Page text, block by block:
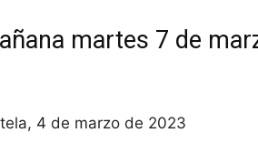
martes 7 de
4 de marzo de 2023